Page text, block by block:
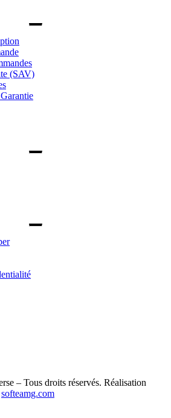
(SAV)
– Tous droits réservés. Réalisation
softeamg.com